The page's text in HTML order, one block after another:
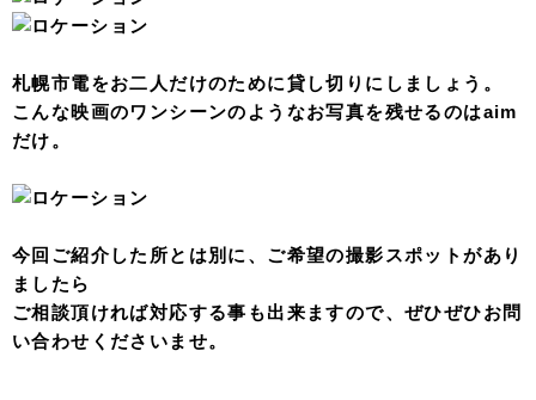
札幌市電をお二人だけのために貸し切りにしましょう。
こんな映画のワンシーンのようなお写真を残せるのはaim
だけ。
今回ご紹介した所とは別に、ご希望の撮影スポットがあり
ましたら
ご相談頂ければ対応する事も出来ますので、ぜひぜひお問
い合わせくださいませ。